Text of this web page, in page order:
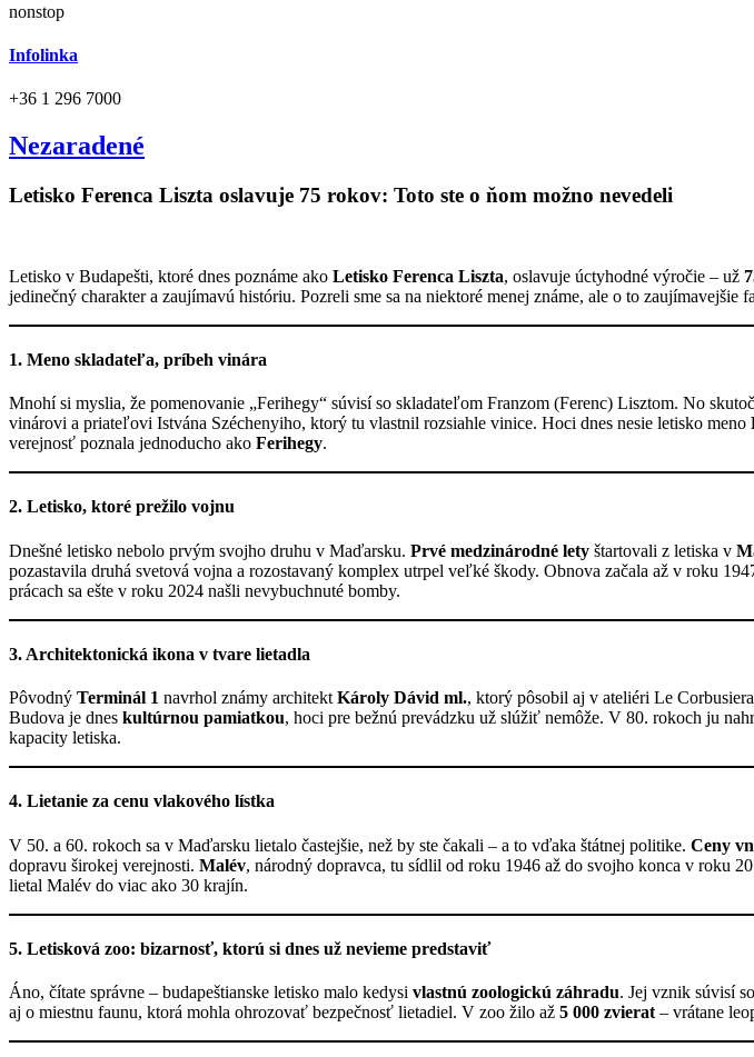
nonstop
Infolinka
+36 1 296 7000
Nezaradené
Letisko Ferenca Liszta oslavuje 75 rokov: Toto ste o ňom možno nevedeli
Letisko v Budapešti, ktoré dnes poznáme ako Letisko Ferenca Liszta, oslavuje úctyhodné výročie – už
jedinečný charakter a zaujímavú históriu. Pozreli sme sa na niektoré menej známe, ale o to zaujímavejšie
1. Meno skladateľa, príbeh vinára
Mnohí si myslia, že pomenovanie „Ferihegy“ súvisí so skladateľom Franzom (Ferenc) Lisztom. No
vinárovi a priateľovi Istvána Széchenyiho, ktorý tu vlastnil rozsiahle vinice. Hoci dnes nesie letisko meno
verejnosť poznala jednoducho ako Ferihegy.
2. Letisko, ktoré prežilo vojnu
Dnešné letisko nebolo prvým svojho druhu v Maďarsku. Prvé medzinárodné lety štartovali z letiska v
pozastavila druhá svetová vojna a rozostavaný komplex utrpel veľké škody. Obnova začala až v roku
prácach sa ešte v roku 2024 našli nevybuchnuté bomby.
3. Architektonická ikona v tvare lietadla
Pôvodný Terminál 1 navrhol známy architekt Károly Dávid ml., ktorý pôsobil aj v ateliéri Le
Budova je dnes kultúrnou pamiatkou, hoci pre bežnú prevádzku už slúžiť nemôže. V 80. rokoch ju
kapacity letiska.
4. Lietanie za cenu vlakového lístka
V 50. a 60. rokoch sa v Maďarsku lietalo častejšie, než by ste čakali – a to vďaka štátnej politike. Ceny
dopravu širokej verejnosti. Malév, národný dopravca, tu sídlil od roku 1946 až do svojho konca v roku
lietal Malév do viac ako 30 krajín.
5. Letisková zoo: bizarnosť, ktorú si dnes už nevieme predstaviť
Áno, čítate správne – budapeštianske letisko malo kedysi vlastnú zoologickú záhradu. Jej vznik súvisí
aj o miestnu faunu, ktorá mohla ohrozovať bezpečnosť lietadiel. V zoo žilo až 5 000 zvierat – vrátane